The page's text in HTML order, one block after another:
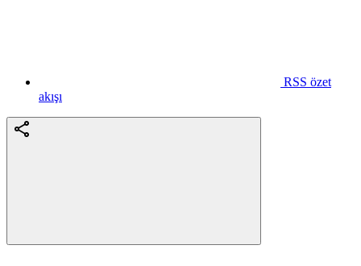
RSS özet
akışı